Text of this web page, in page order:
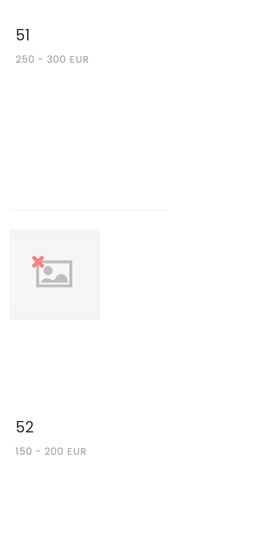
Fiche détaillée
51
250 - 300 EUR
Fiche détaillée
52
150 - 200 EUR